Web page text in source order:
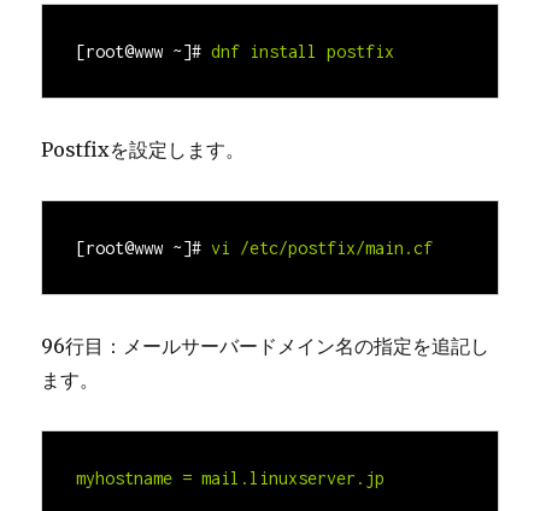
[root@www ~]# dnf install postfix
Postfixを設定します。
[root@www ~]# vi /etc/postfix/main.cf
96行目：メールサーバードメイン名の指定を追記し
ます。
myhostname = mail. linuxserver.jp